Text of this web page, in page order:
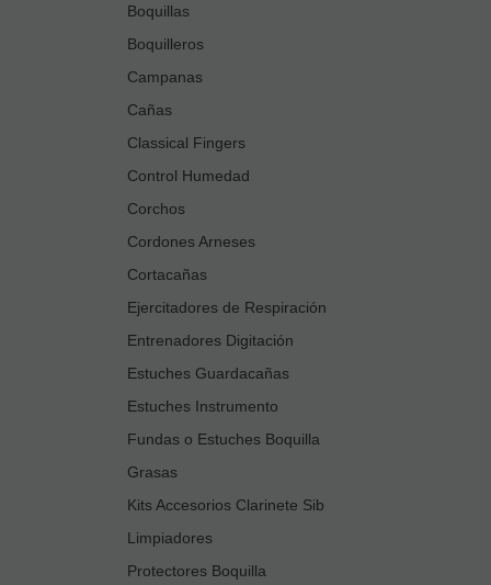
Boquillas
Boquilleros
Campanas
Cañas
Classical Fingers
Control Humedad
Corchos
Cordones Arneses
Cortacañas
Ejercitadores de Respiración
Entrenadores Digitación
Estuches Guardacañas
Estuches Instrumento
Fundas o Estuches Boquilla
Grasas
Kits Accesorios Clarinete Sib
Limpiadores
Protectores Boquilla